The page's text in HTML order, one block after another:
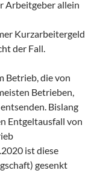
Arbeitgeber allein
Kurzarbeitergeld
der Fall.
Betrieb, die von
Betrieben,
Bislang
Entgeltausfall von
ist diese
gesenkt